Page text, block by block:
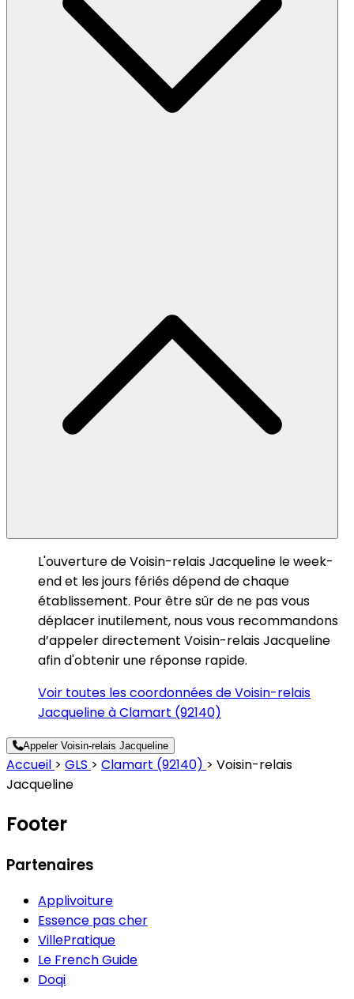
L'ouverture de Voisin-relais Jacqueline le week-
end et les jours fériés dépend de chaque
établissement. Pour être sûr de ne pas vous
déplacer inutilement, nous vous recommandons
d’appeler directement Voisin-relais Jacqueline
afin d'obtenir une réponse rapide.
Voir toutes les coordonnées de Voisin-relais
Jacqueline à Clamart (92140)
Appeler Voisin-relais Jacqueline
Accueil > GLS > Clamart (92140) > Voisin-relais
Jacqueline
Footer
Partenaires
Applivoiture
Essence pas cher
VillePratique
Le French Guide
Doqi